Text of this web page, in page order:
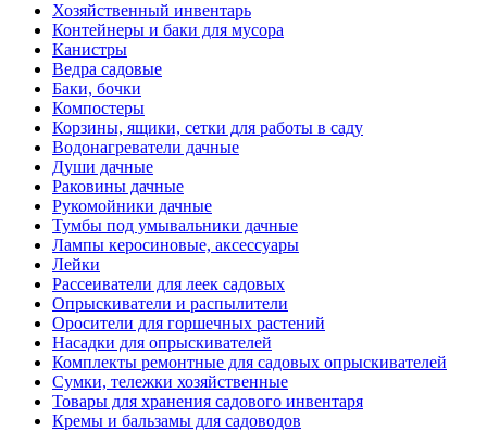
Хозяйственный инвентарь
Контейнеры и баки для мусора
Канистры
Ведра садовые
Баки, бочки
Компостеры
Корзины, ящики, сетки для работы в саду
Водонагреватели дачные
Души дачные
Раковины дачные
Рукомойники дачные
Тумбы под умывальники дачные
Лампы керосиновые, аксессуары
Лейки
Рассеиватели для леек садовых
Опрыскиватели и распылители
Оросители для горшечных растений
Насадки для опрыскивателей
Комплекты ремонтные для садовых опрыскивателей
Сумки, тележки хозяйственные
Товары для хранения садового инвентаря
Кремы и бальзамы для садоводов